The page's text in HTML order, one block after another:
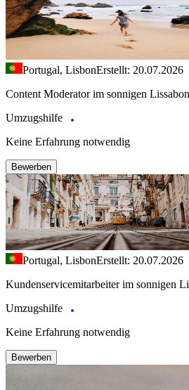
Portugal, LisbonErstellt: 20.07.2026
Content Moderator im sonnigen
Umzugshilfe
Keine Erfahrung notwendig
Bewerben
Portugal, LisbonErstellt: 20.07.2026
Kundenservicemitarbeiter im sonnigen
Umzugshilfe
Keine Erfahrung notwendig
Bewerben